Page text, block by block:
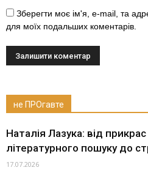
Зберегти моє ім'я, e-mail, та
для моїх подальших коментарів.
не ПРОгавте
Наталія Лазука: від
літературного пошуку до
17.07.2026